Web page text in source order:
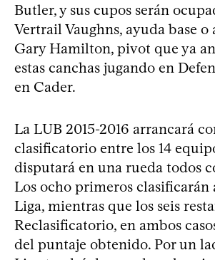
Butler, y sus cupos serán
Vertrail Vaughns, ayuda base o
Gary Hamilton, pivot que ya
estas canchas jugando en
en Cader.
La LUB 2015-2016 arrancará
clasificatorio entre los 14
disputará en una rueda todos
Los ocho primeros clasificarán
Liga, mientras que los seis
Reclasificatorio, en ambos
del puntaje obtenido. Por un